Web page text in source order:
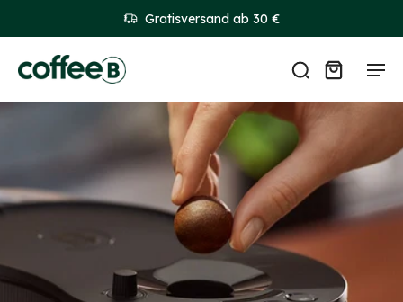
Gratisversand ab 30 €